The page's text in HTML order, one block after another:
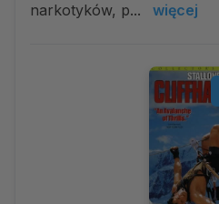
narkotyków, p...
więcej